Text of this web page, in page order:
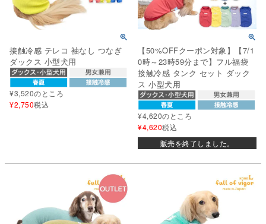
接触冷感 テレコ 袖なし つなぎ
ダックス 小型犬用
¥3,520のところ
¥2,750税込
【50%OFFクーポン対象】【7/1
0時～23時59分まで】フル福袋
接触冷感 タンク セット ダック
ス 小型犬用
¥4,620のところ
¥4,620税込
販売を終了しました。